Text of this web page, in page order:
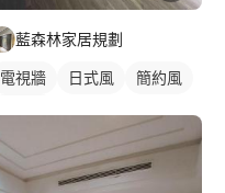
藍森林家居規劃
電視牆 日式風
簡約風